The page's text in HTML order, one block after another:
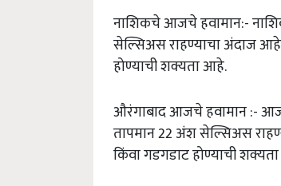
नाशिकचे आजचे हवामान:-
सेल्सिअस राहण्याचा अंदाज
होण्याची शक्यता आहे.
औरंगाबाद आजचे हवामान :-
तापमान 22 अंश सेल्सिअस
किंवा गडगडाट होण्याची